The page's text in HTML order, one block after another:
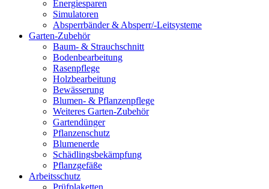
Energiesparen
Simulatoren
Absperrbänder & Absperr/-Leitsysteme
Garten-Zubehör
Baum- & Strauchschnitt
Bodenbearbeitung
Rasenpflege
Holzbearbeitung
Bewässerung
Blumen- & Pflanzenpflege
Weiteres Garten-Zubehör
Gartendünger
Pflanzenschutz
Blumenerde
Schädlingsbekämpfung
Pflanzgefäße
Arbeitsschutz
Prüfplaketten